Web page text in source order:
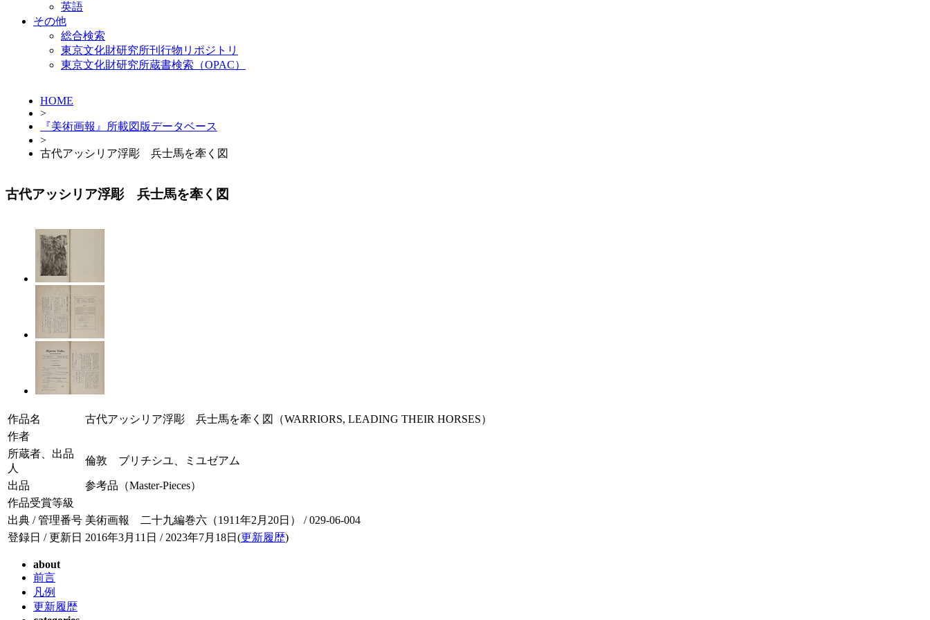
英語
その他
総合検索
東京文化財研究所刊行物リポジトリ
東京文化財研究所蔵書検索（OPAC）
HOME
>
『美術画報』所載図版データベース
>
古代アッシリア浮彫 兵士馬を牽く図
古代アッシリア浮彫 兵士馬を牽く図
作品名
古代アッシリア浮彫 兵士馬を牽く図（WARRIORS, LEADING THEIR HORSES）
作者
所蔵者、出品
人
倫敦 ブリチシユ、ミユゼアム
出品
参考品（Master-Pieces）
作品受賞等級
出典 / 管理番号 美術画報 二十九編巻六（1911年2月20日） / 029-06-004
登録日 / 更新日 2016年3月11日 / 2023年7月18日(更新履歴)
about
前言
凡例
更新履歴